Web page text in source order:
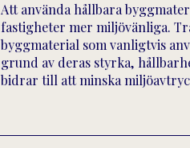
Att använda hållbara
fastigheter mer miljövänliga.
byggmaterial som vanligtvis
grund av deras styrka,
bidrar till att minska